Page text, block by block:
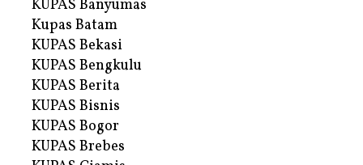
KUPAS Banyumas
Kupas Batam
KUPAS Bekasi
KUPAS Bengkulu
KUPAS Berita
KUPAS Bisnis
KUPAS Bogor
KUPAS Brebes